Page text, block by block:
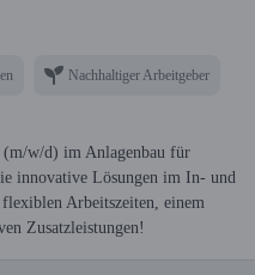
Nachhaltiger Arbeitgeber
(m/w/d) im Anlagenbau für
innovative Lösungen im In- und
Arbeitszeiten, einem
Zusatzleistungen!